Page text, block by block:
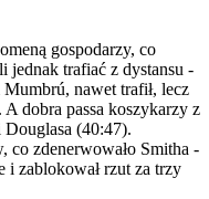
gospodarzy, co
jednak trafiać z dystansu -
nawet trafił, lecz
dobra passa koszykarzy z
(40:47).
co zdenerwowało Smitha -
i zablokował rzut za trzy